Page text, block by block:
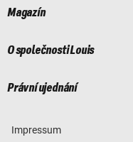
Magazín
O společnosti Louis
Právní ujednání
Impressum